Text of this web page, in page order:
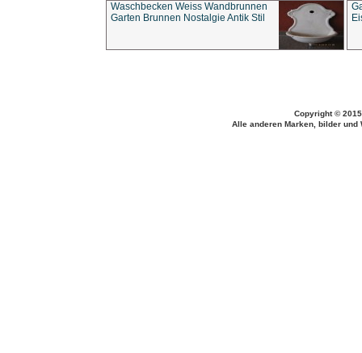
Waschbecken Weiss Wandbrunnen
Garten Brunnen Nostalgie Antik Stil
Copyright ©
Alle anderen Marken, bilder und